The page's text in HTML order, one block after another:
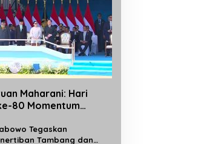
Maharani: Hari
80 Momentum
kepada Masyarakat
Tegaskan
Tambang dan